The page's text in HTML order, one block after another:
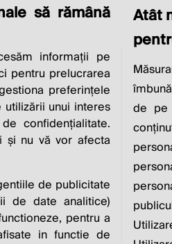
TO
să rămână
informații pe
pentru prelucrarea
preferințele
unui interes
confidențialitate.
și nu vă vor afecta
de publicitate
de date analitice)
pentru a
in functie de
Atât
de pe